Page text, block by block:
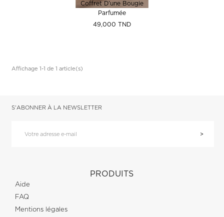
Coffret D’une Bougie
Parfumée
Prix
49,000 TND
Affichage 1-1 de 1 article(s)
S'ABONNER À LA NEWSLETTER
PRODUITS
Aide
FAQ
Mentions légales